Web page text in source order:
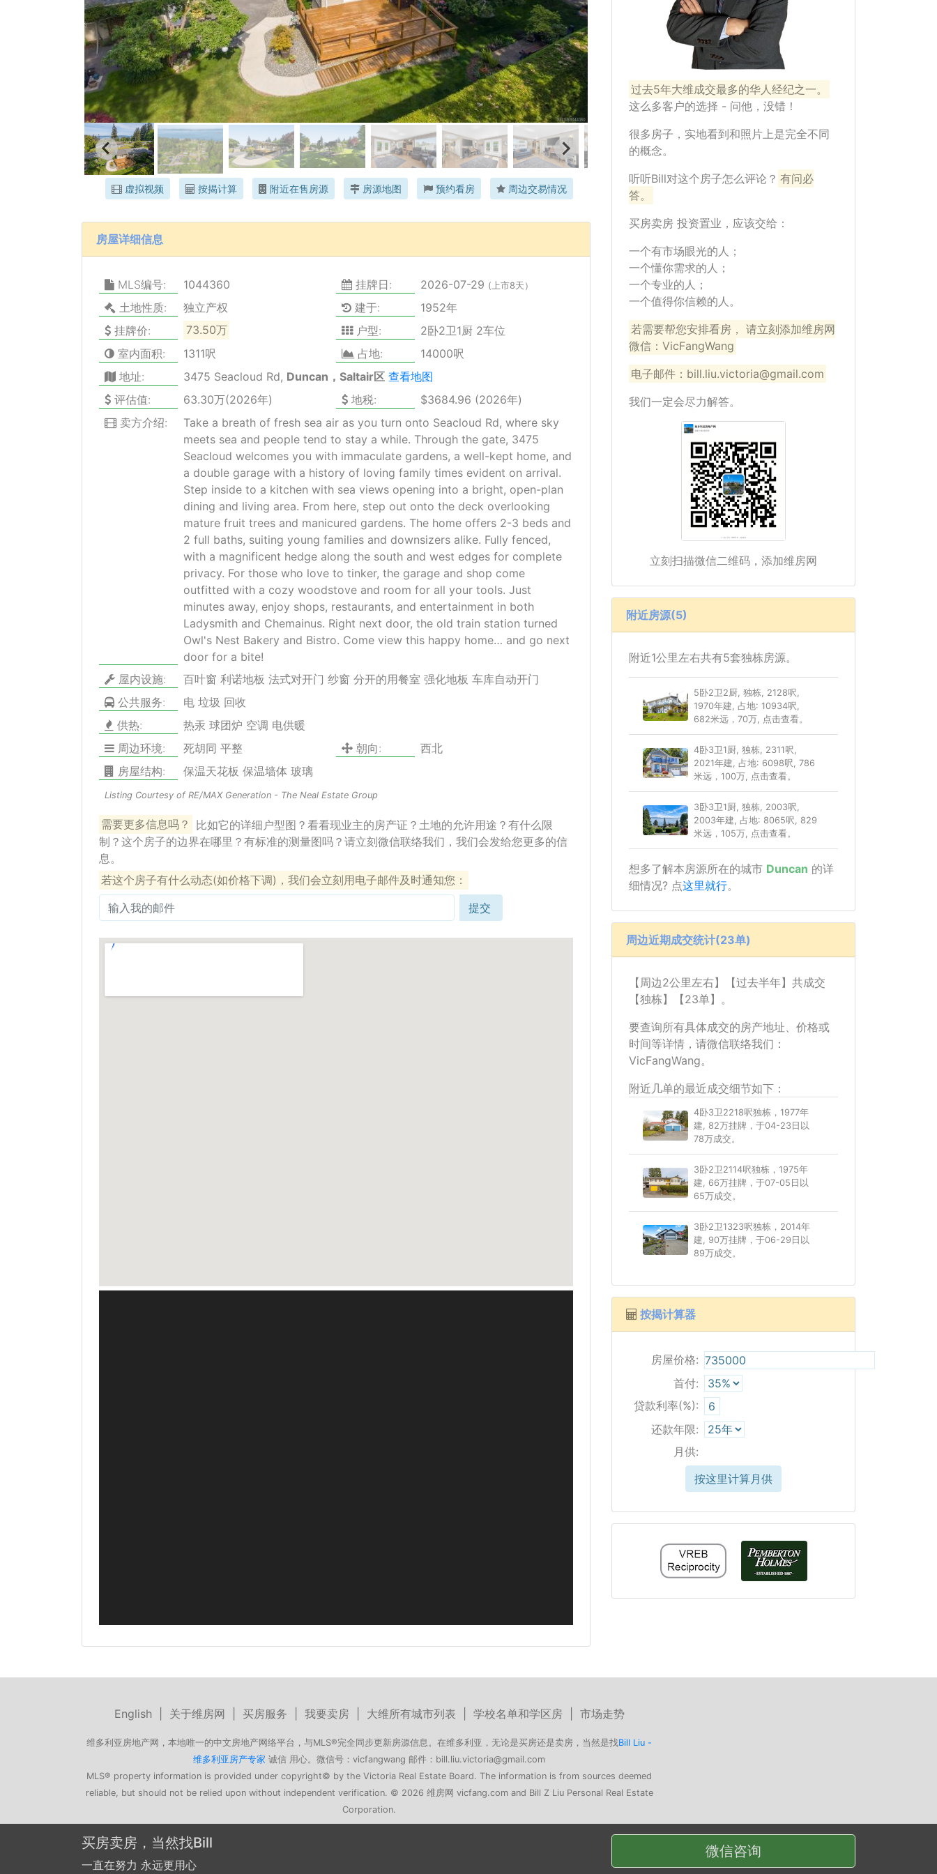
虚拟视频 按揭计算 附近在售房源 房源地图 预约看房 周边交易情况
房屋详细信息
MLS编号: 1044360 挂牌日: 2026-07-29 (上市8天）
土地性质: 独立产权 建于:
1952年
挂牌价:
73.50万 户型:
2卧2卫1厨 2车位
室内面积:
1311呎 占地:
14000呎
地址:
3475 Seacloud Rd, Duncan，Saltair区 查看地图
评估值:
63.30万(2026年) 地税:
$3684.96 (2026年)
卖方介绍:
Take a breath of fresh sea air as you turn onto Seacloud Rd, where sky
meets sea and people tend to stay a while. Through the gate, 3475
Seacloud welcomes you with immaculate gardens, a well-kept home, and
a double garage with a history of loving family times evident on arrival.
Step inside to a kitchen with sea views opening into a bright, open-plan
dining and living area. From here, step out onto the deck overlooking
mature fruit trees and manicured gardens. The home offers 2-3 beds and
2 full baths, suiting young families and downsizers alike. Fully fenced,
with a magnificent hedge along the south and west edges for complete
privacy. For those who love to tinker, the garage and shop come
outfitted with a cozy woodstove and room for all your tools. Just
minutes away, enjoy shops, restaurants, and entertainment in both
Ladysmith and Chemainus. Right next door, the old train station turned
Owl's Nest Bakery and Bistro. Come view this happy home… and go next
door for a bite!
屋内设施:
百叶窗 利诺地板 法式对开门 纱窗 分开的用餐室 强化地板 车库自动开门
公共服务:
电 垃圾 回收
供热:
热汞 球团炉 空调 电供暖
周边环境:
死胡同 平整 朝向:
西北
房屋结构:
保温天花板 保温墙体 玻璃
Listing Courtesy of RE/MAX Generation - The Neal Estate Group
需要更多信息吗？
比如它的详细户型图？看看现业主的房产证？土地的允许用途？有什么限
制？这个房子的边界在哪里？有标准的测量图吗？请立刻微信联络我们，我们会发给您更多的信
息。
若这个房子有什么动态(如价格下调)，我们会立刻用电子邮件及时通知您：
提交
过去5年大维成交最多的华人经纪之一。
这么多客户的选择 - 问他，没错！
很多房子，实地看到和照片上是完全不同
的概念。
听听Bill对这个房子怎么评论？ 有问必
答。
买房卖房 投资置业，应该交给：
一个有市场眼光的人；
一个懂你需求的人；
一个专业的人；
一个值得你信赖的人。
若需要帮您安排看房， 请立刻添加维房网
微信：VicFangWang
电子邮件：bill.liu.victoria@gmail.com
我们一定会尽力解答。
立刻扫描微信二维码，添加维房网
附近房源(5)
附近1公里左右共有5套独栋房源。
5卧2卫2厨, 独栋, 2128呎,
1970年建, 占地: 10934呎,
682米远，70万, 点击查看。
4卧3卫1厨, 独栋, 2311呎,
2021年建, 占地: 6098呎, 786
米远，100万, 点击查看。
3卧3卫1厨, 独栋, 2003呎,
2003年建, 占地: 8065呎, 829
米远，105万, 点击查看。
想多了解本房源所在的城市 Duncan 的详
细情况? 点这里就行。
周边近期成交统计(23单)
【周边2公里左右】【过去半年】共成交
【独栋】【23单】。
要查询所有具体成交的房产地址、价格或
时间等详情，请微信联络我们：
VicFangWang。
附近几单的最近成交细节如下：
4卧3卫2218呎独栋，1977年
建, 82万挂牌，于04-23日以
78万成交。
3卧2卫2114呎独栋，1975年
建, 66万挂牌，于07-05日以
65万成交。
3卧2卫1323呎独栋，2014年
建, 90万挂牌，于06-29日以
89万成交。
按揭计算器
房屋价格:
首付:
贷款利率(%):
还款年限:
月供:
按这里计算月供
English| 关于维房网 买房服务 我要卖房| 大维所有城市列表 学校名单和学区房| 市场走势
维多利亚房地产网，本地唯一的中文房地产网络平台，与MLS®完全同步更新房源信息。在维多利亚，无论是买房还是卖房，当然是找Bill Liu -
维多利亚房产专家 诚信 用心。微信号：vicfangwang 邮件：bill.liu.victoria@gmail.com
MLS® property information is provided under copyright© by the Victoria Real Estate Board. The information is from sources deemed
reliable, but should not be relied upon without independent verification. © 2026 维房网 vicfang.com and Bill Z Liu Personal Real Estate
Corporation.
微信咨询